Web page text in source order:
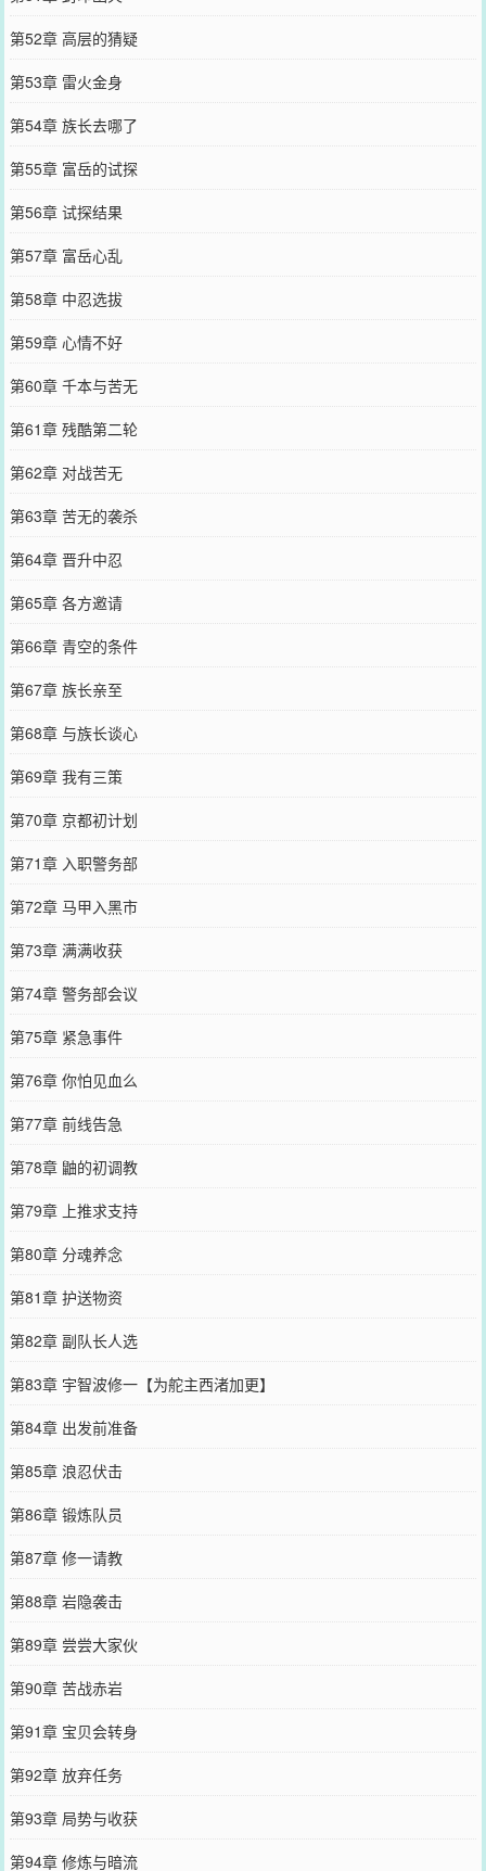
第52章 高层的猜疑
第53章 雷火金身
第54章 族长去哪了
第55章 富岳的试探
第56章 试探结果
第57章 富岳心乱
第58章 中忍选拔
第59章 心情不好
第60章 千本与苦无
第61章 残酷第二轮
第62章 对战苦无
第63章 苦无的袭杀
第64章 晋升中忍
第65章 各方邀请
第66章 青空的条件
第67章 族长亲至
第68章 与族长谈心
第69章 我有三策
第70章 京都初计划
第71章 入职警务部
第72章 马甲入黑市
第73章 满满收获
第74章 警务部会议
第75章 紧急事件
第76章 你怕见血么
第77章 前线告急
第78章 鼬的初调教
第79章 上推求支持
第80章 分魂养念
第81章 护送物资
第82章 副队长人选
第83章 宇智波修一【为舵主西渚加更】
第84章 出发前准备
第85章 浪忍伏击
第86章 锻炼队员
第87章 修一请教
第88章 岩隐袭击
第89章 尝尝大家伙
第90章 苦战赤岩
第91章 宝贝会转身
第92章 放弃任务
第93章 局势与收获
第94章 修炼与暗流